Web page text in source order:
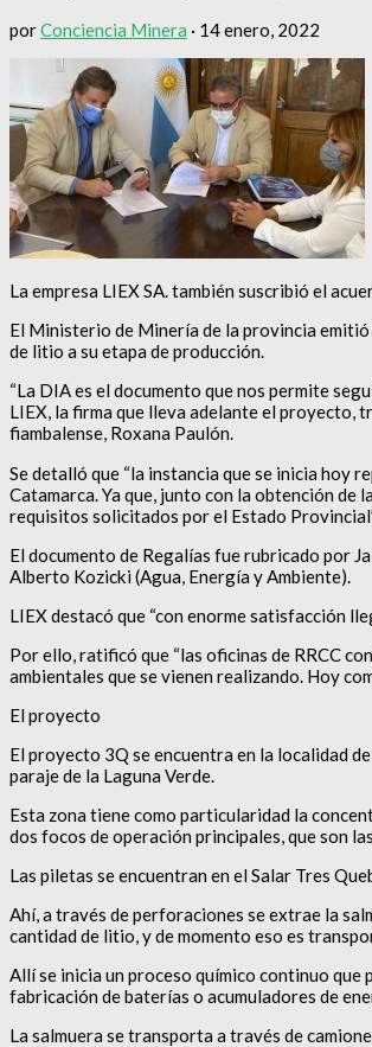
porConciencia Minera · 14 enero, 2022
La empresa LIEX SA. también suscribió el
El Ministerio de Minería de la provincia
de litio a su etapa de producción.
“La DIA es el documento que nos permite
LIEX, la firma que lleva adelante el proyecto,
fiambalense, Roxana Paulón.
Se detalló que “la instancia que se inicia hoy
Catamarca. Ya que, junto con la obtención de
requisitos solicitados por el Estado
El documento de Regalías fue rubricado por
Alberto Kozicki (Agua, Energía y Ambiente).
LIEX destacó que “con enorme satisfacción
Por ello, ratificó que “las oficinas de RRCC
ambientales que se vienen realizando. Hoy
El proyecto
El proyecto 3Q se encuentra en la localidad
paraje de la Laguna Verde.
Esta zona tiene como particularidad la
dos focos de operación principales, que son
Las piletas se encuentran en el Salar Tres
Ahí, a través de perforaciones se extrae la
cantidad de litio, y de momento eso es
Allí se inicia un proceso químico continuo
fabricación de baterías o acumuladores de
La salmuera se transporta a través de